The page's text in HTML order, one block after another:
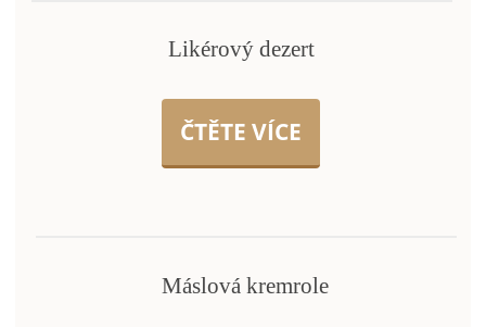
Likérový dezert
ČTĚTE VÍCE
Máslová kremrole